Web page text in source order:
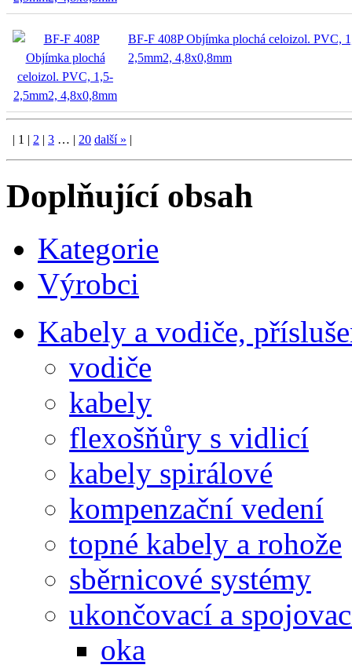
BF-F 408P Objímka plochá celoizol. PVC,
2,5mm2, 4,8x0,8mm
1 2 3 … 20 další »
Doplňující obsah
Kategorie
Výrobci
Kabely a vodiče,
vodiče
kabely
flexošňůry s vidlicí
kabely spirálové
kompenzační vedení
topné kabely a rohože
sběrnicové systémy
ukončovací a
oka